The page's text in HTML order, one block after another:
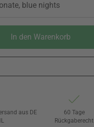
blue nights
In den Warenkorb
aus DE
60 Tage
Rückgaberecht